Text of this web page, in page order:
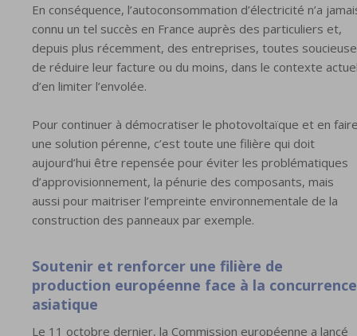
En conséquence, l’autoconsommation d’électricité n’a
connu un tel succès en France auprès des particuliers et,
depuis plus récemment, des entreprises, toutes
de réduire leur facture ou du moins, dans le contexte
d’en limiter l’envolée.
Pour continuer à démocratiser le photovoltaïque et en
une solution pérenne, c’est toute une filière qui doit
aujourd’hui être repensée pour éviter les problématiques
d’approvisionnement, la pénurie des composants, mais
aussi pour maitriser l’empreinte environnementale de la
construction des panneaux par exemple.
Soutenir et renforcer une filière de
production européenne face à la concurrence
asiatique
Le 11 octobre dernier, la Commission européenne a lancé